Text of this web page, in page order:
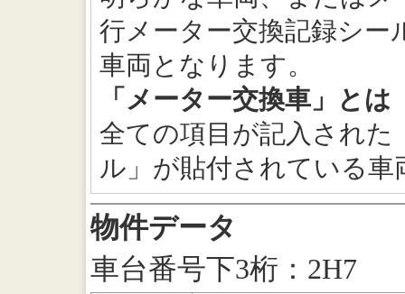
行メーター交換記録シー
車両となります。
「メーター交換車」とは
全ての項目が記入された
ル」が貼付されている
物件データ
車台番号下3桁：2H7